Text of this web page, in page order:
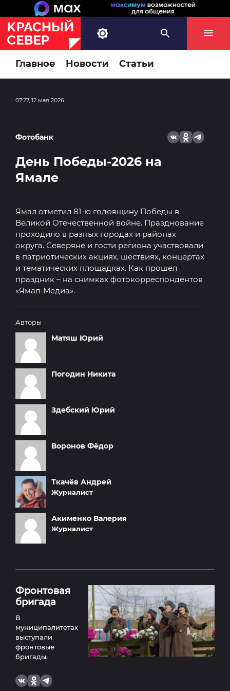
Главное Новости Статьи
07:27, 12 мая 2026
Фотобанк
День Победы-2026 на
Ямале
Ямал отметил 81-ю годовщину Победы в
Великой Отечественной войне. Празднование
проходило в разных городах и районах
округа. Северяне и гости региона участвовали
в патриотических акциях, шествиях, концертах
и тематических площадках. Как прошел
праздник – на снимках фотокорреспондентов
«Ямал-Медиа».
Авторы
Матяш Юрий
Погодин Никита
Здебский Юрий
Воронов Фёдор
Ткачёв Андрей
Журналист
Акименко Валерия
Журналист
Фронтовая
бригада
В
муниципалитетах
выступали
фронтовые
бригады.